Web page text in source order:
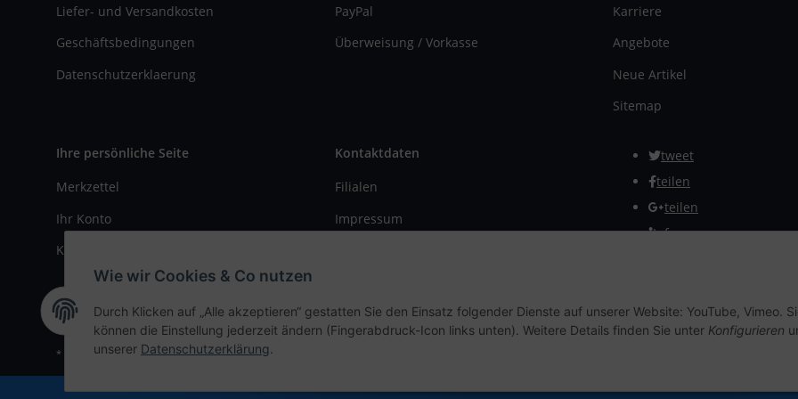
Liefer- und Versandkosten
Geschäftsbedingungen
Datenschutzerklaerung
PayPal
Überweisung / Vorkasse
Karriere
Angebote
Neue Artikel
Sitemap
Ihre persönliche Seite
Merkzettel
Ihr Konto
Kasse
Kontaktdaten
Filialen
Impressum
tweet
teilen
teilen
Info
Vertrag widerrufen
* Alle Preise inkl. gesetzlicher USt., zzgl.Versand
Wie wir Cookies & Co nutzen
Durch Klicken auf „Alle akzeptieren“ gestatten Sie den Einsatz folgender Dienste auf unserer Website: YouTube, Vimeo.
können die Einstellung jederzeit ändern (Fingerabdruck-Icon links unten). Weitere Details finden Sie unter Konfigurieren
unserer Datenschutzerklärung.